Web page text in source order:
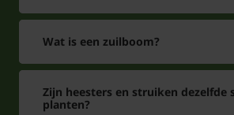
Wat is een zuilboom?
Zijn heesters en struiken dezelfde
planten?